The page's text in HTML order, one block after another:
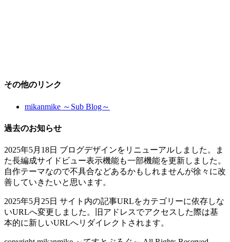
その他のリンク
mikanmike ～Sub Blog～
過去のお知らせ
2025年5月18日 ブログデザインをリニューアルしました。ま
た長編成サイドビュー表示機能も一部機能を更新しました。
自作テーマなので不具合などあるかもしれませんが徐々に改
善していきたいと思います。
2025年5月25日 サイト内の記事URLをカテゴリーに依存しな
いURLへ変更しました。旧アドレスでアクセスした際は基
本的に新しいURLへリダイレクトされます。